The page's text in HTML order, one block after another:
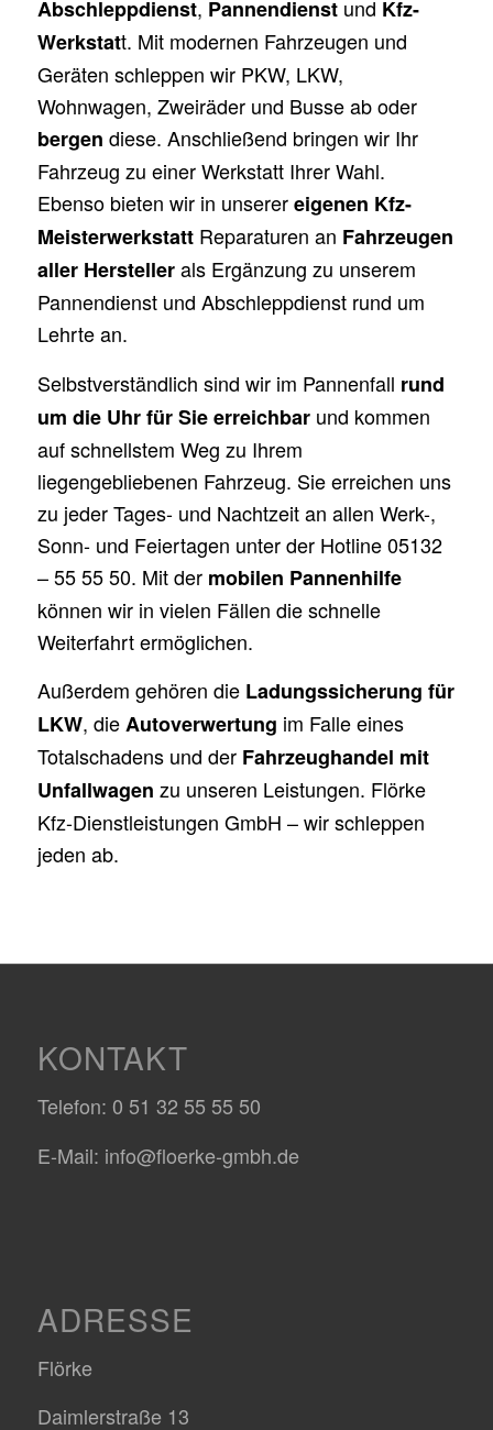
Abschleppdienst, Pannendienstund Kfz-
Werkstatt. Mit modernen Fahrzeugen und
Geräten schleppen wir PKW, LKW,
Wohnwagen, Zweiräder und Busse ab oder
bergen diese. Anschließend bringen wir Ihr
Fahrzeug zu einer Werkstatt Ihrer Wahl.
Ebenso bieten wir in unserereigenen Kfz-
MeisterwerkstattReparaturen an Fahrzeugen
aller Herstellerals Ergänzung zu unserem
Pannendienst und Abschleppdienst rund um
Lehrte an.
Selbstverständlich sind wir im Pannenfall rund
um die Uhr für Sie erreichbarund kommen
auf schnellstem Weg zu Ihrem
liegengebliebenen Fahrzeug. Sie erreichen uns
zu jeder Tages- und Nachtzeit an allen Werk-,
Sonn- und Feiertagen unter der Hotline 05132
– 55 55 50. Mit der mobilen Pannenhilfe
können wir in vielen Fällen die schnelle
Weiterfahrt ermöglichen.
Außerdem gehören die Ladungssicherung für
LKW, dieAutoverwertung im Falle eines
Totalschadens und der Fahrzeughandel mit
Unfallwagen zu unseren Leistungen. Flörke
Kfz-Dienstleistungen GmbH – wir schleppen
jeden ab.
KONTAKT
Telefon: 0 51 32 55 55 50
E-Mail: info@floerke-gmbh.de
ADRESSE
Flörke
Daimlerstraße 13